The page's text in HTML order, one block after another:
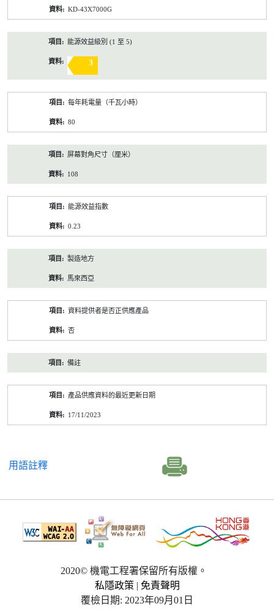
KD-43X7000G
能源效益級別 (1 至 5)
3
每年耗電量（千瓦小時）
80
屏幕對角尺寸（厘米）
108
能源效益指數
0.23
製造地方
馬來西亞
資料提供者是否正供應產品
否
備註
產品供應資料的最近更新日期
17/11/2023
用語註釋
2020© 機電工程署保留所有版權。
私隱政策 | 免責聲明
覆檢日期: 2023年09月01日